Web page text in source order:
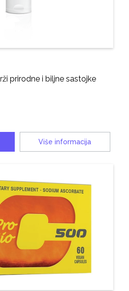
prirodne i biljne sastojke
Više informacija